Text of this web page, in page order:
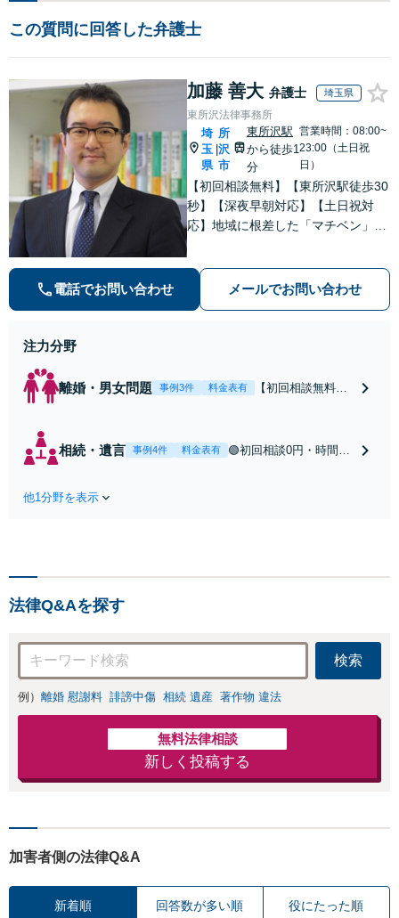
この質問に回答した弁護士
加藤 善大 弁護士 埼玉県
東所沢法律事務所
埼
玉
県
|
所
沢
市
東所沢駅
から徒歩1
分
営業時間：08:00~
23:00（土日祝
日）
【初回相談無料】【東所沢駅徒歩30
秒】【深夜早朝対応】【土日祝対
応】地域に根差した「マチベン」と
て出張相談も承ります。リーズナブ
ルな料金体系をご提供しています。
電話でお問い合わせ メールでお問い合わせ
注力分野
離婚・男女問題 事例3件 料金表有
【初回相談無料】
応】中高年離婚／
相続・遺言 事例4件 料金表有
🟢初回相談0円・時間無
弟、親戚とのトラブル
沢駅30秒】
他1分野を表示
法律Q&Aを探す
検索
例） 離婚 慰謝料 誹謗中傷 相続 遺産 著作物 違法
無料法律相談
新しく投稿する
加害者側の法律Q&A
新着順 回答数が多い順 役にたった順